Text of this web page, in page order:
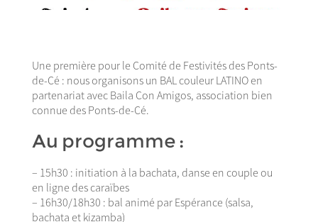
Une première pour le Comité de Festivités des Ponts-
de-Cé : nous organisons un BAL couleur LATINO en
partenariat avec Baila Con Amigos, association bien
connue des Ponts-de-Cé.
Au programme :
– 15h30 : initiation à la bachata, danse en couple ou
en ligne des caraïbes
– 16h30/18h30 : bal animé par Espérance (salsa,
bachata et kizamba)